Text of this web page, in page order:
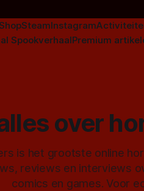
SteamInstagram
SpookverhaalPremium
over
is het grootste online
reviews en interviews
comics en games. Voor